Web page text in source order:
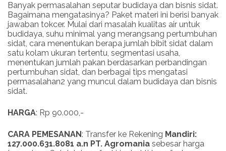
Banyak permasalahan seputar budidaya dan bisnis sidat.
Bagaimana mengatasinya? Paket materi ini berisi banyak
jawaban tokcer. Mulai dari masalah kualitas air untuk
budidaya, suhu minimal yang merangsang pertumbuhan
sidat, cara menentukan berapa jumlah bibit sidat dalam
satu kolam ukuran tertentu, segmentasi usaha,
menentukan jumlah pakan berdasarkan perbandingan
pertumbuhan sidat, dan berbagai tips mengatasi
permasalahan2 yang muncul dalam budidaya dan bisnis
sidat.
HARGA: Rp 90.000,-
CARA PEMESANAN: Transfer ke Rekening Mandiri:
127.000.631.8081 a.n PT. Agromania sebesar harga